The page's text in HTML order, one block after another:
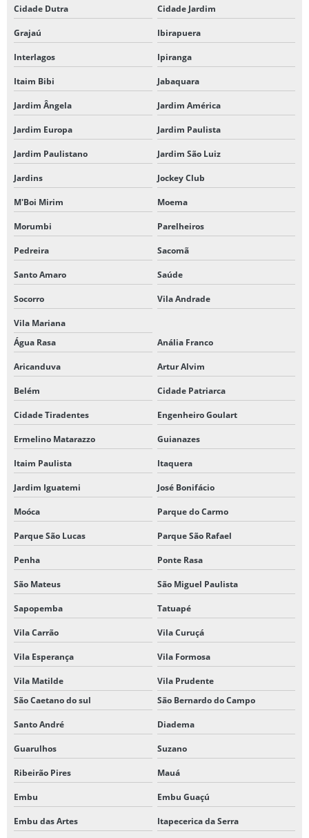
Cidade Dutra Cidade Jardim
Grajaú Ibirapuera
Interlagos Ipiranga
Itaim Bibi Jabaquara
Jardim Ângela Jardim América
Jardim Europa Jardim Paulista
Jardim Paulistano Jardim São Luiz
Jardins Jockey Club
M'Boi Mirim Moema
Morumbi Parelheiros
Pedreira Sacomã
Santo Amaro Saúde
Socorro Vila Andrade
Vila Mariana
Água Rasa
Anália Franco
Aricanduva Artur Alvim
Belém Cidade Patriarca
Cidade Tiradentes Engenheiro Goulart
Ermelino Matarazzo Guianazes
Itaim Paulista Itaquera
Jardim Iguatemi José Bonifácio
Moóca Parque do Carmo
Parque São Lucas Parque São Rafael
Penha Ponte Rasa
São Mateus São Miguel Paulista
Sapopemba Tatuapé
Vila Carrão Vila Curuçá
Vila Esperança Vila Formosa
Vila Matilde
Vila Prudente
São Caetano do sul
São Bernardo do Campo
Santo André Diadema
Guarulhos Suzano
Ribeirão Pires Mauá
Embu Embu Guaçú
Embu das Artes Itapecerica da Serra